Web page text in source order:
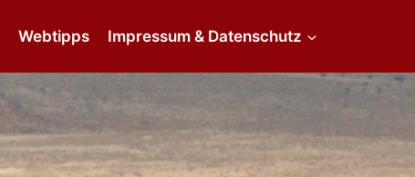
Webtipps Impressum & Datenschutz